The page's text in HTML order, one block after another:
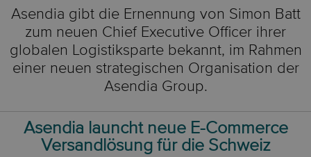
Asendia gibt die Ernennung von Simon Batt
zum neuen Chief Executive Officer ihrer
globalen Logistiksparte bekannt, im Rahmen
einer neuen strategischen Organisation der
Asendia Group.
Asendia launcht neue E-Commerce
Versandlösung für die Schweiz